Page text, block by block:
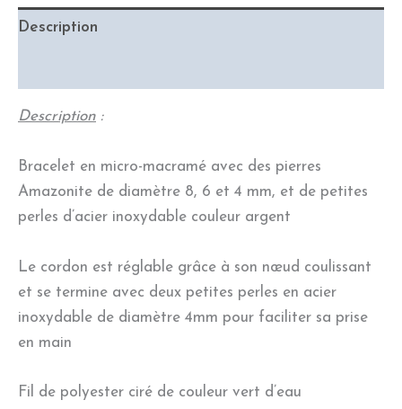
Description
Description :
Bracelet en micro-macramé avec des pierres
Amazonite de diamètre 8, 6 et 4 mm, et de petites
perles d’acier inoxydable couleur argent
Le cordon est réglable grâce à son nœud coulissant
et se termine avec deux petites perles en acier
inoxydable de diamètre 4mm pour faciliter sa prise
en main
Fil de polyester ciré de couleur vert d’eau